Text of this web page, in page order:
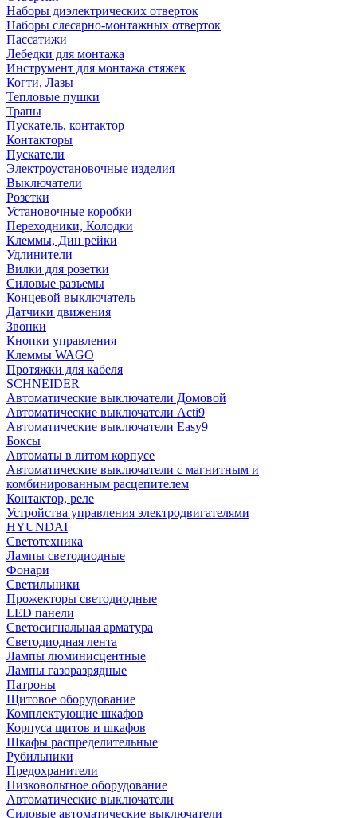
Наборы диэлектрических отверток
Наборы слесарно-монтажных отверток
Пассатижи
Лебедки для монтажа
Инструмент для монтажа стяжек
Когти, Лазы
Тепловые пушки
Трапы
Пускатель, контактор
Контакторы
Пускатели
Электроустановочные изделия
Выключатели
Розетки
Установочные коробки
Переходники, Колодки
Клеммы, Дин рейки
Удлинители
Вилки для розетки
Силовые разъемы
Концевой выключатель
Датчики движения
Звонки
Кнопки управления
Клеммы WAGO
Протяжки для кабеля
SCHNEIDER
Автоматические выключатели Домовой
Автоматические выключатели Acti9
Автоматические выключатели Easy9
Боксы
Автоматы в литом корпусе
Автоматические выключатели с магнитным и
комбинированным расцепителем
Контактор, реле
Устройства управления электродвигателями
HYUNDAI
Светотехника
Лампы светодиодные
Фонари
Светильники
Прожекторы светодиодные
LED панели
Светосигнальная арматура
Светодиодная лента
Лампы люминисцентные
Лампы газоразрядные
Патроны
Щитовое оборудование
Комплектующие шкафов
Корпуса щитов и шкафов
Шкафы распределительные
Рубильники
Предохранители
Низковольтное оборудование
Автоматические выключатели
Силовые автоматические выключатели